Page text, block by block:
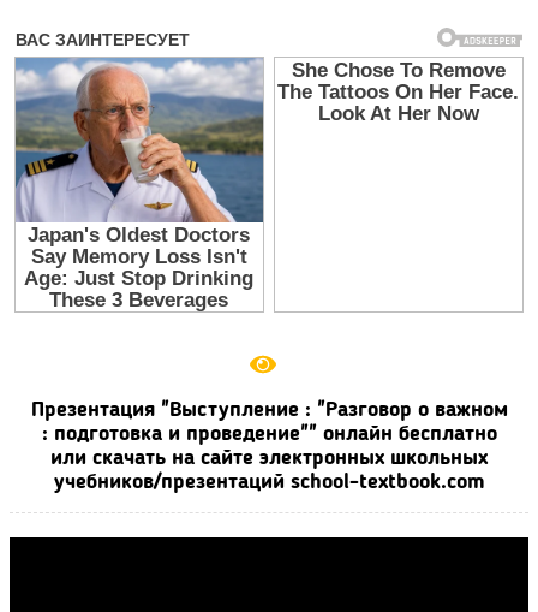
Презентация "Выступление : "Разговор о важном
: подготовка и проведение"" онлайн бесплатно
или скачать на сайте электронных школьных
учебников/презентаций school-textbook.com